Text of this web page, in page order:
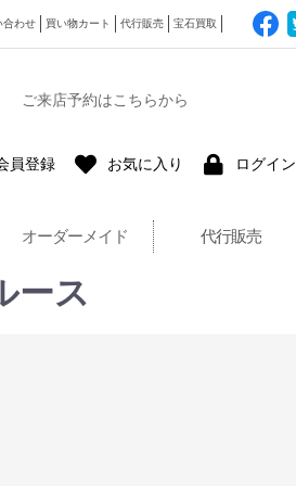
合わせ 買い物カート 代行販売 宝石買取
ご来店予約はこちらから
員登録 お気に入り ログイン
オーダーメイド 代行販売
ース